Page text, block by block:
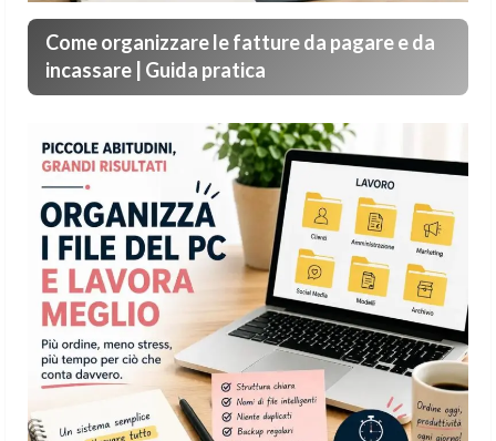
Come organizzare le fatture da pagare e da
incassare | Guida pratica